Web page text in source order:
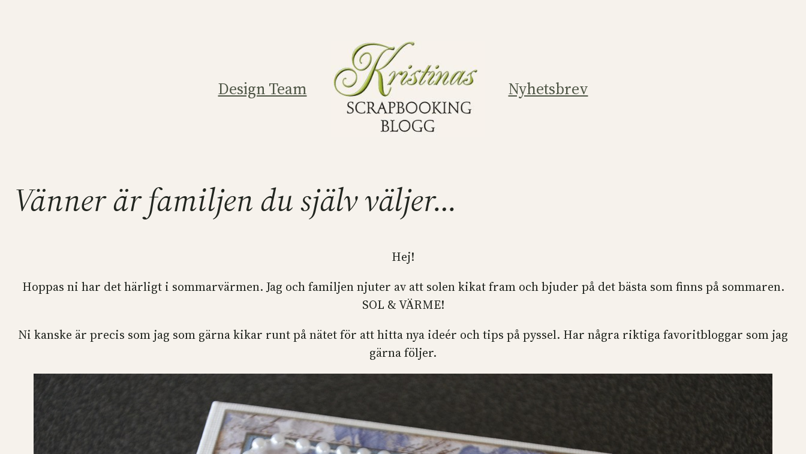
Design Team Nyhetsbrev
Vänner är familjen du själv väljer…
Hej!
Hoppas ni har det härligt i sommarvärmen. Jag och familjen njuter av att solen kikat fram och bjuder på det bästa som finns på sommaren.
SOL & VÄRME!
Ni kanske är precis som jag som gärna kikar runt på nätet för att hitta nya ideér och tips på pyssel. Har några riktiga favoritbloggar som jag
gärna följer.